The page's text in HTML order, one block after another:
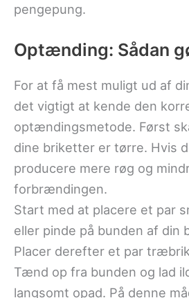
pengepung.
Optænding: Sådan
For at få mest muligt ud af
det vigtigt at kende den
optændingsmetode. Først
dine briketter er tørre. Hvis
producere mere røg og
forbrændingen.
Start med at placere et par
eller pinde på bunden af din
Placer derefter et par
Tænd op fra bunden og lad
langsomt opad. På denne